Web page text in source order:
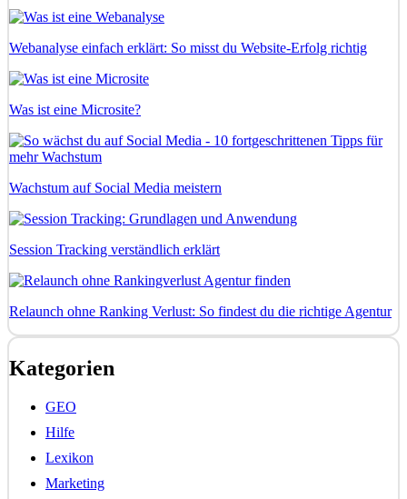
Webanalyse einfach erklärt: So misst du Website-Erfolg richtig
Was ist eine Microsite?
Wachstum auf Social Media meistern
Session Tracking verständlich erklärt
Relaunch ohne Ranking Verlust: So findest du die richtige Agentur
Kategorien
GEO
Hilfe
Lexikon
Marketing